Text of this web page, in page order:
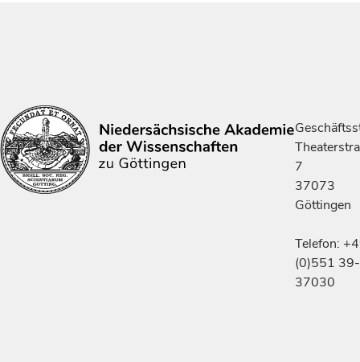
7
37073
Göttingen
Telefon:
(0)551 39-
37030